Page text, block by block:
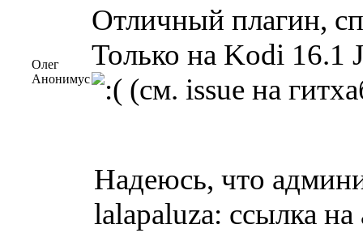
Олег
Анонимус
Отличный плагин,
Только на Kodi 16.1
(см. issue на
Надеюсь, что
lalapaluza: ссылка